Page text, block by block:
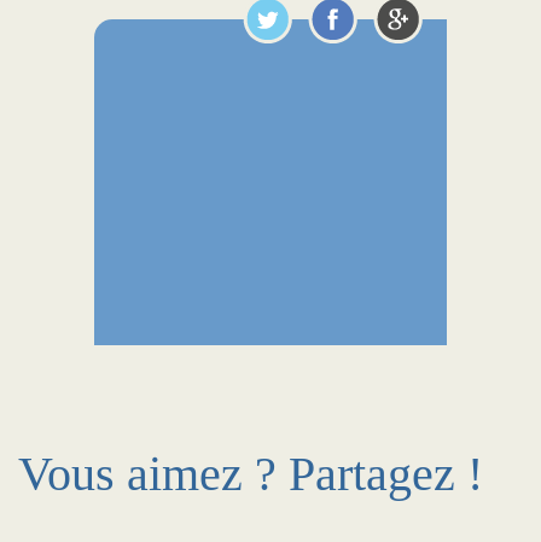
Vous aimez ? Partagez !